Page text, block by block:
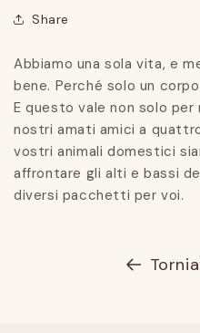
Share
Abbiamo una sola vita, e
bene. Perché solo un
E questo vale non solo per
nostri amati amici a
vostri animali domestici
affrontare gli alti e bassi
diversi pacchetti per voi.